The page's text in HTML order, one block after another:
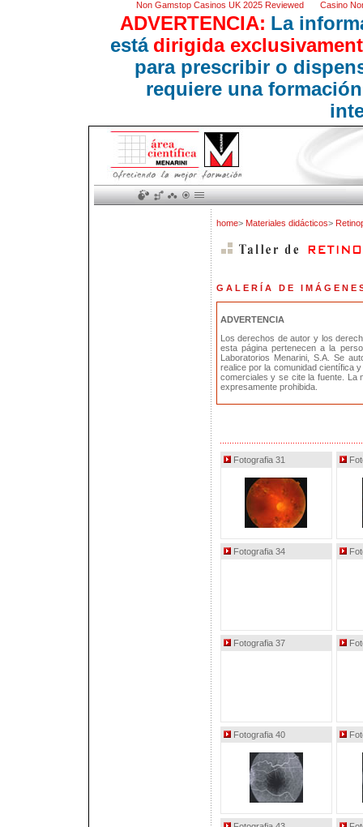
Non Gamstop Casinos UK 2025 Reviewed Casino
ADVERTENCIA: La
está dirigida
para prescribir o
requiere una
home> Materiales didácticos>
G A L E R Í A D E I M Á G E N E
ADVERTENCIA
Los derechos de autor y los
esta página pertenecen a la
Laboratorios Menarini, S.A. Se
realice por la comunidad científica
comerciales y se cite la fuente. La
expresamente prohibida.
Fotografia 31
Fotografia 34
Fotografia 37
Fotografia 40